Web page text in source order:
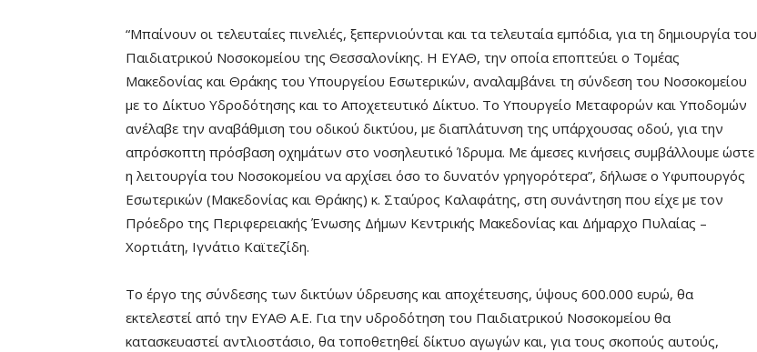
“Μπαίνουν οι τελευταίες πινελιές, ξεπερνιούνται και τα τελευταία εμπόδια, για τη δημιουργία του
Παιδιατρικού Νοσοκομείου της Θεσσαλονίκης. Η ΕΥΑΘ, την οποία εποπτεύει ο Τομέας
Μακεδονίας και Θράκης του Υπουργείου Εσωτερικών, αναλαμβάνει τη σύνδεση του Νοσοκομείου
με το Δίκτυο Υδροδότησης και το Αποχετευτικό Δίκτυο. Το Υπουργείο Μεταφορών και Υποδομών
ανέλαβε την αναβάθμιση του οδικού δικτύου, με διαπλάτυνση της υπάρχουσας οδού, για την
απρόσκοπτη πρόσβαση οχημάτων στο νοσηλευτικό Ίδρυμα. Με άμεσες κινήσεις συμβάλλουμε ώστε
η λειτουργία του Νοσοκομείου να αρχίσει όσο το δυνατόν γρηγορότερα”, δήλωσε ο Υφυπουργός
Εσωτερικών (Μακεδονίας και Θράκης) κ. Σταύρος Καλαφάτης, στη συνάντηση που είχε με τον
Πρόεδρο της Περιφερειακής Ένωσης Δήμων Κεντρικής Μακεδονίας και Δήμαρχο Πυλαίας –
Χορτιάτη, Ιγνάτιο Καϊτεζίδη.
Το έργο της σύνδεσης των δικτύων ύδρευσης και αποχέτευσης, ύψους 600.000 ευρώ, θα
εκτελεστεί από την ΕΥΑΘ Α.Ε. Για την υδροδότηση του Παιδιατρικού Νοσοκομείου θα
κατασκευαστεί αντλιοστάσιο, θα τοποθετηθεί δίκτυο αγωγών και, για τους σκοπούς αυτούς,